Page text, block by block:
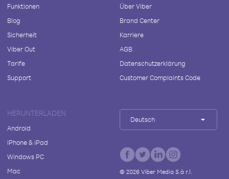
Funktionen
Blog
Sicherheit
Viber Out
Tarife
Support
Über Viber
Brand Center
Karriere
AGB
Datenschutzerklärung
Customer Complaints Code
HERUNTERLADEN
Android
iPhone & iPad
Windows PC
Mac
Deutsch
© 2026Viber Media S.à r.l.